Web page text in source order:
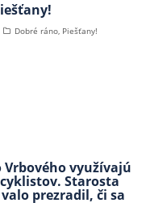
Dobré ráno, Piešťany!
Vrbového využívajú
Starosta
prezradil, či sa